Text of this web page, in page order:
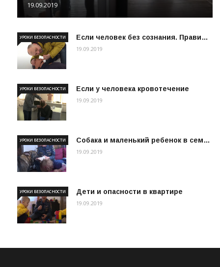
19.09.2019
Если человек без сознания. Прави…
УРОКИ БЕЗОПАСНОСТИ
19.09.2019
Если у человека кровотечение
УРОКИ БЕЗОПАСНОСТИ
19.09.2019
Собака и маленький ребенок в сем…
УРОКИ БЕЗОПАСНОСТИ
19.09.2019
Дети и опасности в квартире
УРОКИ БЕЗОПАСНОСТИ
19.09.2019